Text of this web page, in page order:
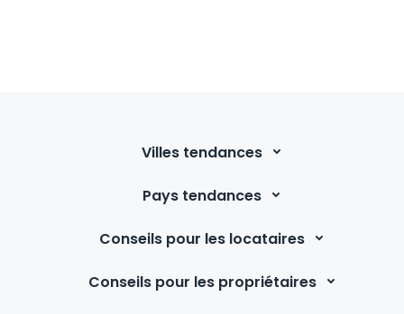
tant que français qui roulaient à gauche pour la 1ère
protection de visage et le spray contre les Midgies.
Nous recommandons Harris pour votre aventure
Villes tendances
Pays tendances
Conseils pour les locataires
Conseils pour les propriétaires